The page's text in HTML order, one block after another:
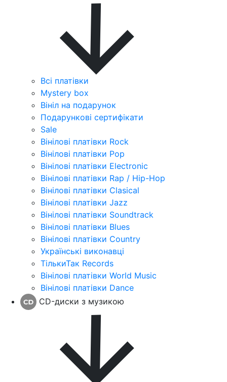
Всі платівки
Mystery box
Вініл на подарунок
Подарункові сертифікати
Sale
Вінілові платівки Rock
Вінілові платівки Pop
Вінілові платівки Electronic
Вінілові платівки Rap / Hip-Hop
Вінілові платівки Clasical
Вінілові платівки Jazz
Вінілові платівки Soundtrack
Вінілові платівки Blues
Вінілові платівки Country
Українські виконавці
ТількиТак Records
Вінілові платівки World Music
Вінілові платівки Dance
CD-диски з музикою